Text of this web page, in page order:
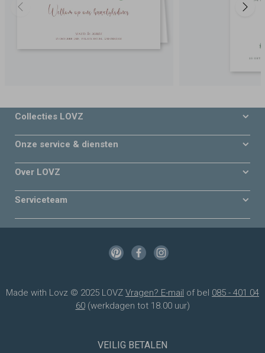
Collecties LOVZ
Onze service & diensten
Over LOVZ
Serviceteam
Made with Lovz © 2025 LOVZ Vragen? E-mail of bel 085 - 401 04
60(werkdagen tot 18.00 uur)
VEILIG BETALEN